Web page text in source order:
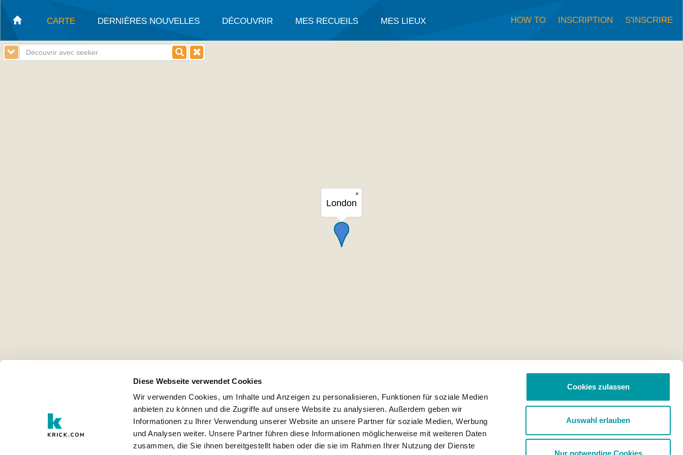
Diese Webseite verwendet Cookies
Wir verwenden Cookies, um Inhalte und Anzeigen zu personalisieren, Funktionen für soziale Medien
anbieten zu können und die Zugriffe auf unsere Website zu analysieren. Außerdem geben wir
Informationen zu Ihrer Verwendung unserer Website an unsere Partner für soziale Medien, Werbung
und Analysen weiter. Unsere Partner führen diese Informationen möglicherweise mit weiteren Daten
zusammen, die Sie ihnen bereitgestellt haben oder die sie im Rahmen Ihrer Nutzung der Dienste
Cookies zulassen
Auswahl erlauben
Nur notwendige Cookies
CARTE DERNIÈRES NOUVELLES DÉCOUVRIR MES RECUEILS MES LIEUX HOW TO INSCRIPTION S'INSCRIRE
×
London